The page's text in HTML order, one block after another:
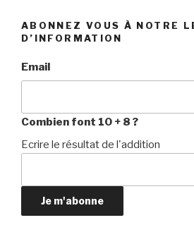
ABONNEZ VOUS À NOTRE
D’INFORMATION
Email
Combien font 10 + 8 ?
Ecrire le résultat de l'addition
Je m'abonne